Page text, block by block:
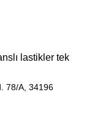
lastikler tek
78/A, 34196